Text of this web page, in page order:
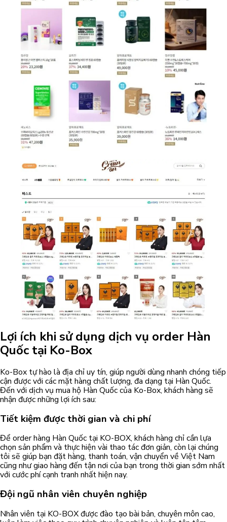
Lợi ích khi sử dụng dịch vụ order Hàn
Quốc tại Ko-Box
Ko-Box tự hào là địa chỉ uy tín, giúp người dùng nhanh chóng tiếp
cận được với các mặt hàng chất lượng, đa dạng tại Hàn Quốc.
Đến với dịch vụ mua hộ Hàn Quốc của Ko-Box, khách hàng sẽ
nhận được những lợi ích sau:
Tiết kiệm được thời gian và chi phí
Để order hàng Hàn Quốc tại KO-BOX, khách hàng chỉ cần lựa
chọn sản phẩm và thực hiện vài thao tác đơn giản, còn lại chúng
tôi sẽ giúp bạn đặt hàng, thanh toán, vận chuyển về Việt Nam
cũng như giao hàng đến tận nơi của bạn trong thời gian sớm nhất
với cước phí cạnh tranh nhất hiện nay.
Đội ngũ nhân viên chuyên nghiệp
Nhân viên tại KO-BOX được đào tạo bài bản, chuyên môn cao,